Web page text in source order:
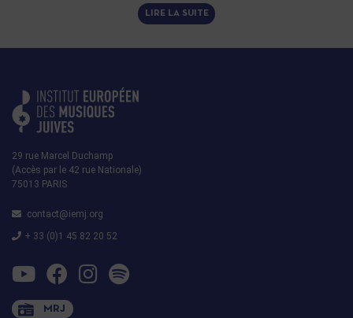
LIRE LA SUITE
29 rue Marcel Duchamp
(Accès par le 42 rue Nationale)
75013 PARIS
contact@iemj.org
+ 33 (0)1 45 82 20 52
MRJ